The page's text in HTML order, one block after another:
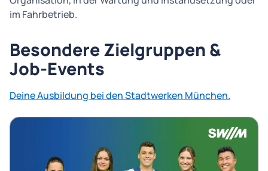
im Fahrbetrieb.
Besondere Zielgruppen &
Job-Events
Deine Ausbildung bei den Stadtwerken München.